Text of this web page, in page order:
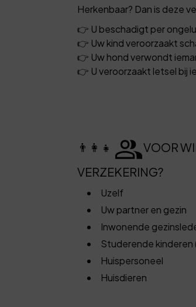
Herkenbaar? Dan is deze
👉 U beschadigt per
👉 Uw kind veroorzaakt
👉 Uw hond verwondt
👉 U veroorzaakt letsel bij
👨‍👩‍👧
VOOR
VERZEKERING?
Uzelf
Uw partner en gezin
Inwonende
Studerende kinderen
Huispersoneel
Huisdieren